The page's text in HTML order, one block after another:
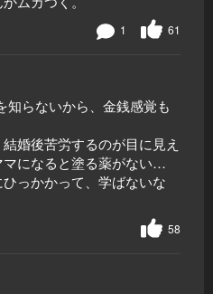
61
1
知らないから、金銭感覚も
婚後苦労するのが目に見え
マになると塗る薬がない…
っかかって、学ばないな
58